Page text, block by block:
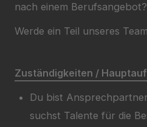
nach einem Berufsangebot?
Werde ein Teil unseres
Zuständigkeiten /
Du bist
suchst Talente für die